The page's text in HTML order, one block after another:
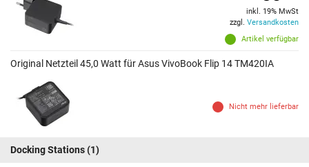
Artikel verfügbar
inkl. 19% MwSt
zzgl. Versandkosten
Original Netzteil 45,0 Watt für Asus VivoBook Flip 14 TM420IA
Nicht mehr lieferbar
Docking Stations(1)